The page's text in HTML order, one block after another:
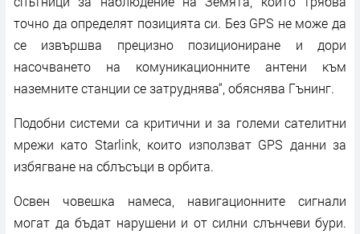
точно да определят позицията си. Без GPS не може да
се извършва прецизно позициониране и дори
насочването на комуникационните антени към
наземните станции се затруднява“, обяснява Гънинг.
Подобни системи са критични и за големи сателитни
мрежи като Starlink, които използват GPS данни за
избягване на сблъсъци в орбита.
Освен човешка намеса, навигационните сигнали
могат да бъдат нарушени и от силни слънчеви бури.